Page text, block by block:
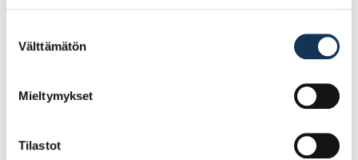
valinta
Välttämätön
Mieltymykset
Tilastot